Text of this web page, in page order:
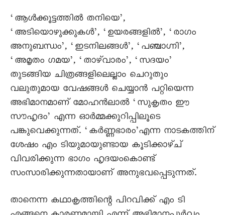
‘ആൾക്കൂട്ടത്തിൽ തനിയെ’,
‘അടിയൊഴുക്കുകൾ’, ‘ഉയരങ്ങളിൽ’, ‘രാഗം
അനുബന്ധം’, ‘ഇടനിലങ്ങൾ’, ‘പഞ്ചാഗ്നി’,
‘അമൃതം ഗമയ’, ‘താഴ്‌വാരം’, ‘സദയം’
തുടങ്ങിയ ചിത്രങ്ങളിലെല്ലാം ചെറുതും
വലുതുമായ വേഷങ്ങൾ ചെയ്യാൻ പറ്റിയെന്ന
അഭിമാനമാണ് മോഹൻലാൽ ‘സുകൃതം ഈ
സൗഹൃദം’ എന്ന ഓർമ്മക്കുറിപ്പിലൂടെ
പങ്കുവെക്കുന്നത്. ‘കർണ്ണഭാരം’എന്ന നാടകത്തിന്
ശേഷം എം ടിയുമായുണ്ടായ കൂടിക്കാഴ്ച്
വിവരിക്കുന്ന ഭാഗം ഹൃദയംകൊണ്ട്
സംസാരിക്കുന്നതായാണ് അനുഭവപ്പെടുന്നത്.
താനെന്ന കഥാകൃത്തിന്റെ പിറവിക്ക് എം ടി